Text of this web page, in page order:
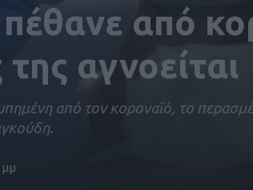
από
αγνοείται
από τον κοροναϊό, το
μμ